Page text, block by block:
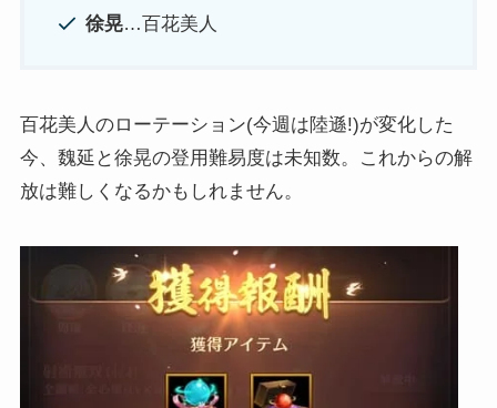
徐晃…百花美人
百花美人のローテーション(今週は陸遜!)が変化した
今、魏延と徐晃の登用難易度は未知数。これからの解
放は難しくなるかもしれません。